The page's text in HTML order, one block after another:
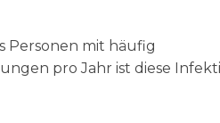
Personen mit häufig
pro Jahr ist diese